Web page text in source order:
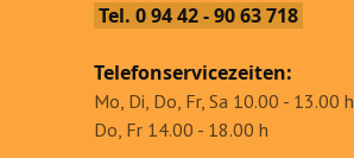
Tel. 0 94 42 - 90 63 718
Telefonservicezeiten:
Mo, Di, Do, Fr, Sa 10.00 - 13.00 h
Do, Fr 14.00 - 18.00 h